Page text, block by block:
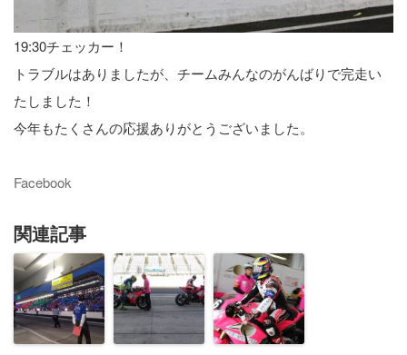
19:30チェッカー！
トラブルはありましたが、チームみんなのがんばりで完走い
たしました！
今年もたくさんの応援ありがとうございました。
Facebook
関連記事